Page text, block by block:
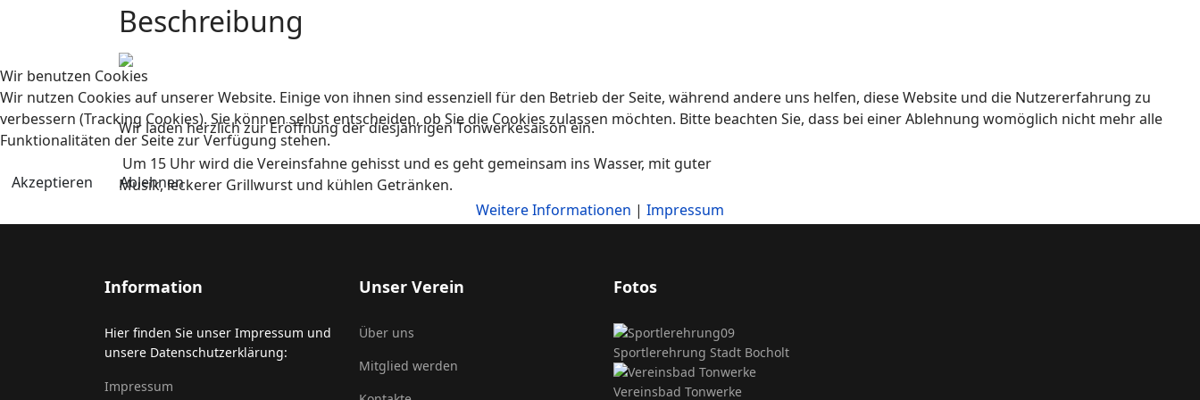
Beschreibung
Wir laden herzlich zur Eröffnung der diesjährigen Tonwerkesaison ein.
Um 15 Uhr wird die Vereinsfahne gehisst und es geht gemeinsam ins Wasser, mit guter
Musik, leckerer Grillwurst und kühlen Getränken.
Information
Hier finden Sie unser Impressum und
unsere Datenschutzerklärung:
Impressum
Unser Verein
Über uns
Mitglied werden
Fotos
Sportlerehrung Stadt Bocholt
Vereinsbad Tonwerke
Wir benutzen Cookies
Wir nutzen Cookies auf unserer Website. Einige von ihnen sind essenziell für den Betrieb der Seite, während andere uns helfen, diese Website und die Nutzererfahrung zu
verbessern (Tracking Cookies). Sie können selbst entscheiden, ob Sie die Cookies zulassen möchten. Bitte beachten Sie, dass bei einer Ablehnung womöglich nicht mehr alle
Funktionalitäten der Seite zur Verfügung stehen.
Akzeptieren
Ablehnen
Weitere Informationen | Impressum